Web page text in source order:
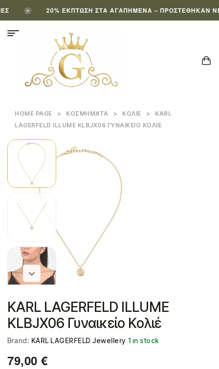
20% ΈΚΠΤΩΣΗ ΣΤΑ ΑΓΑΠΗΜΈΝΑ – ΠΡΟΣΤΈΘΗΚΑΝ ΝΈΑ
HOME PAGE > ΚΟΣΜΉΜΑΤΑ > ΚΟΛΙΈ >
KARL
LAGERFELD ILLUME KLBJX06 ΓΥΝΑΙΚΕΊΟ ΚΟΛΙΈ
KARL LAGERFELD ILLUME
KLBJX06 Γυναικείο Κολιέ
Brand: KARL LAGERFELD Jewellery 1 in stock
79,00 €